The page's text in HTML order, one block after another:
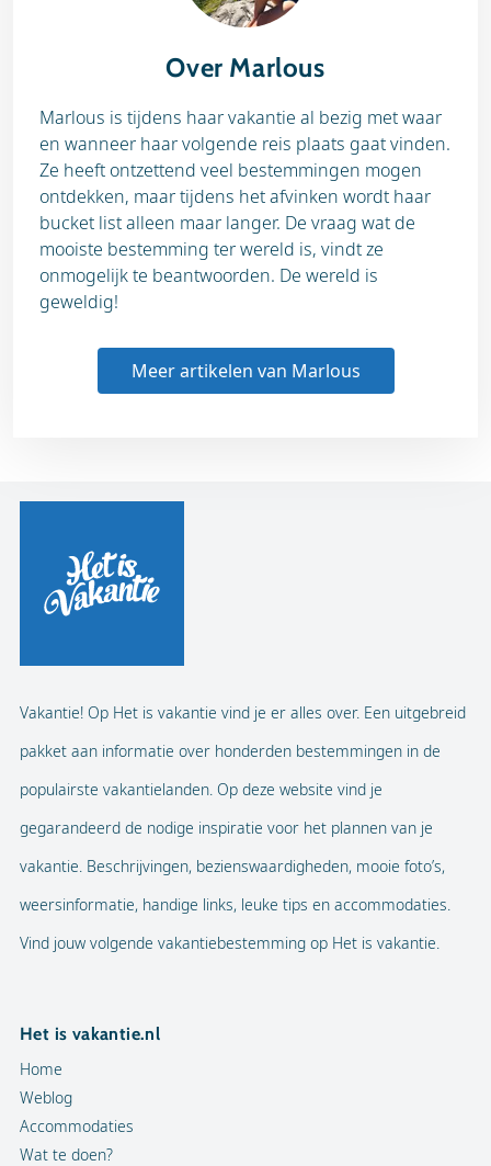
Over Marlous
Marlous is tijdens haar vakantie al bezig met waar
en wanneer haar volgende reis plaats gaat vinden.
Ze heeft ontzettend veel bestemmingen mogen
ontdekken, maar tijdens het afvinken wordt haar
bucket list alleen maar langer. De vraag wat de
mooiste bestemming ter wereld is, vindt ze
onmogelijk te beantwoorden. De wereld is
geweldig!
Meer artikelen van Marlous
Vakantie! Op Het is vakantie vind je er alles over. Een uitgebreid
pakket aan informatie over honderden bestemmingen in de
populairste vakantielanden. Op deze website vind je
gegarandeerd de nodige inspiratie voor het plannen van je
vakantie. Beschrijvingen, bezienswaardigheden, mooie foto’s,
weersinformatie, handige links, leuke tips en accommodaties.
Vind jouw volgende vakantiebestemming op Het is vakantie.
Het is vakantie.nl
Home
Weblog
Accommodaties
Wat te doen?